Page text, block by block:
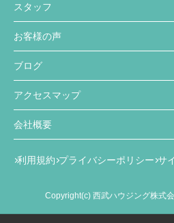
スタッフ
お客様の声
ブログ
アクセスマップ
会社概要
利用規約 プライバシーポリシー サ
Copyright(c) 西武ハウジング株式